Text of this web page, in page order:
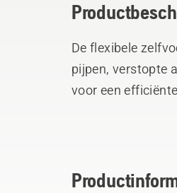
De flexibele
pijpen, verstopte
voor een